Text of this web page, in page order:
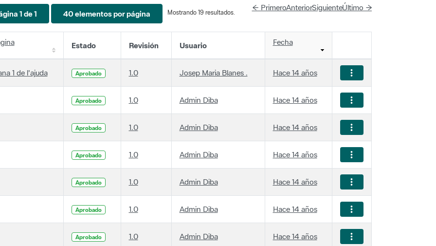
1 de 1 40 elementos por página
Estado Revisión Usuario Fecha
1 de l'ajuda 1.0 Josep Maria Blanes . Hace 14 años
Aprobado 1.0 Admin Diba Hace 14 años
1.0 Admin Diba Hace 14 años
Aprobado 1.0 Admin Diba Hace 14 años
1.0 Admin Diba Hace 14 años
Aprobado 1.0 Admin Diba Hace 14 años
1.0 Admin Diba Hace 14 años